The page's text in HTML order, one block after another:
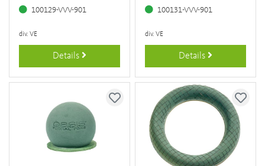
100129-VVV-901
div. VE
Details
100131-VVV-901
div. VE
Details